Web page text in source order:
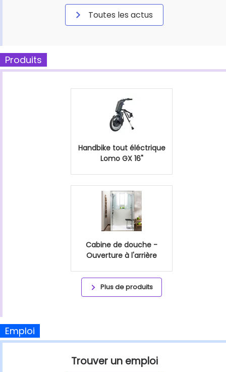
Toutes les actus
Produits
Handbike tout éléctrique
Lomo GX 16"
Cabine de douche -
Ouverture à l'arrière
Plus de produits
Emploi
Trouver un emploi